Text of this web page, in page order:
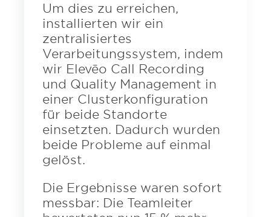
Um dies zu erreichen,
installierten wir ein
zentralisiertes
Verarbeitungssystem, indem
wir Elevēo Call Recording
und Quality Management in
einer Clusterkonfiguration
für beide Standorte
einsetzten. Dadurch wurden
beide Probleme auf einmal
gelöst.
Die Ergebnisse waren sofort
messbar: Die Teamleiter